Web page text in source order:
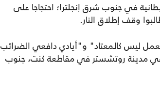
في جنوب شرق إنجلترا؛ احتجاجا على
وقف إطلاق النار.
ليس كالمعتاد" و"أيادي دافعي الضرائب
مدينة روتشستر في مقاطعة كنت، جنوب